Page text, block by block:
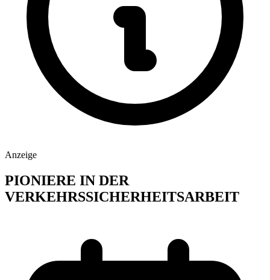
Anzeige
PIONIERE IN DER
VERKEHRSSICHERHEITSARBEIT